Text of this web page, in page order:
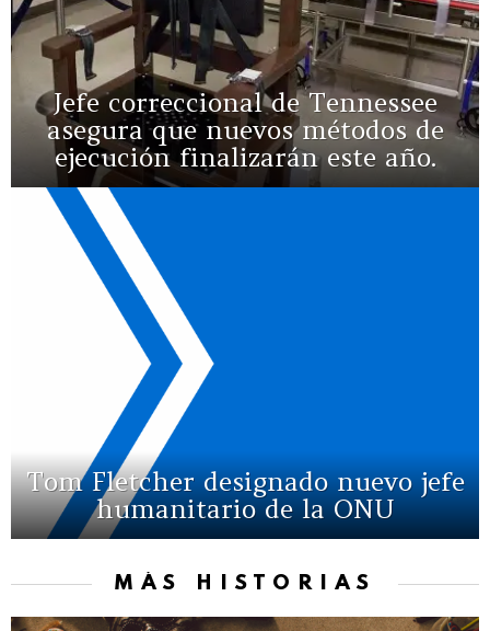
Jefe correccional de Tennessee
asegura que nuevos métodos de
ejecución finalizarán este año.
Tom Fletcher designado nuevo jefe
humanitario de la ONU
MÁS HISTORIAS